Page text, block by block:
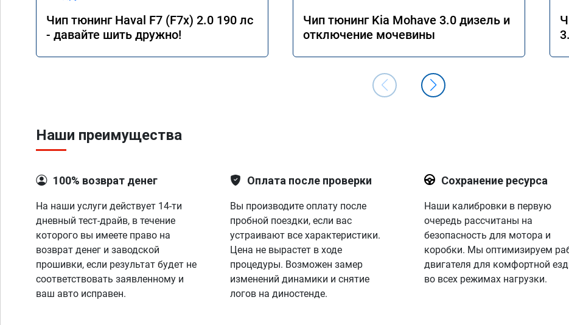
Чип тюнинг Haval F7 (F7x) 2.0 190 лс
- давайте шить дружно!
Чип тюнинг Kia Mohave 3.0 дизель и
отключение мочевины
Наши преимущества
100% возврат денег
На наши услуги действует 14-ти
дневный тест-драйв, в течение
которого вы имеете право на
возврат денег и заводской
прошивки, если результат будет не
соответствовать заявленному и
ваш авто исправен.
Оплата после проверки
Вы производите оплату после
пробной поездки, если вас
устраивают все характеристики.
Цена не вырастет в ходе
процедуры. Возможен замер
изменений динамики и снятие
логов на диностенде.
Сохранение ресурса
Наши калибровки в первую
очередь рассчитаны на
безопасность для мотора и
коробки. Мы оптимизируем
двигателя для комфортной
во всех режимах нагрузки.